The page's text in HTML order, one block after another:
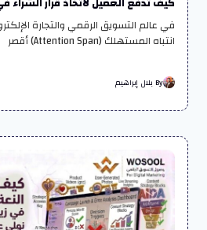
في عالم التسويق الرقمي والتجارة
انتباه المستهلك (Attention Span) أقصر
By بلال إبراهيم